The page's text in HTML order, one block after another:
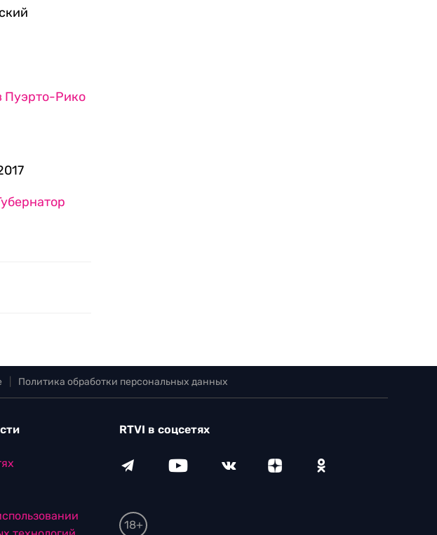
Пуэрто-Рико
Политика обработки персональных данных
RTVI в соцсетях
18+